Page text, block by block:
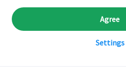
Settings
Agree